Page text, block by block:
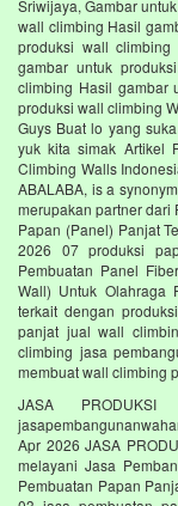
Sriwijaya, Gambar
wall climbing Hasil
produksi wall
gambar untuk
climbing Hasil gambar
produksi wall climbing
Guys Buat lo yang
yuk kita simak Artikel
Climbing Walls
ABALABA, is a
merupakan partner dari
Papan (Panel) Panjat
2026 07 produksi
Pembuatan Panel
Wall) Untuk Olahraga
terkait dengan
panjat jual wall
climbing jasa
membuat wall climbing
JASA PRODUKSI
Apr 2026 JASA
melayani Jasa
Pembuatan Papan